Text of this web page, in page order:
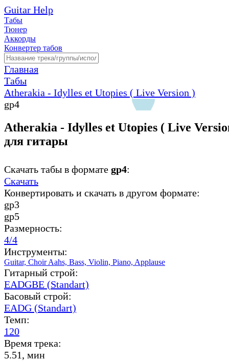
Guitar Help
Табы
Тюнер
Аккорды
Конвертер табов
Главная
Табы
Atherakia - Idylles et Utopies ( Live Version )
gp4
Atherakia - Idylles et Utopies ( Live
для гитары
Скачать табы в формате gp4:
Скачать
Конвертировать и скачать в другом формате:
gp3
gp5
Размерность:
4/4
Инструменты:
Guitar, Choir Aahs, Bass, Violin, Piano, Applause
Гитарный строй:
EADGBE (Standart)
Басовый строй:
EADG (Standart)
Темп:
120
Время трека:
5.51, мин